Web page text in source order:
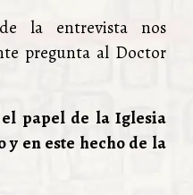
la entrevista nos
pregunta al Doctor
el papel de la Iglesia
y en este hecho de la